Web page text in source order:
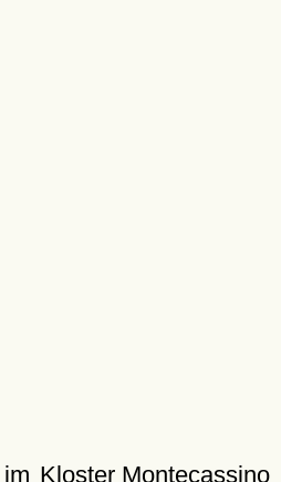
Kloster Montecassino